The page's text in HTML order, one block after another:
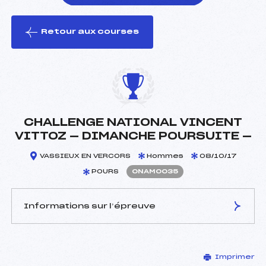
le ski
Retour aux courses
CHALLENGE NATIONAL VINCENT
VITTOZ — DIMANCHE POURSUITE —
VASSIEUX EN VERCORS Hommes 08/10/17
POURS ONAM0035
Informations sur l’épreuve
GAILLARD LILIAN (DA)
Imprimer